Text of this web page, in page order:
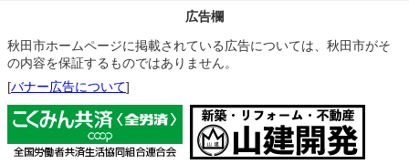
広告欄
秋田市ホームページに掲載されている広告については、秋田市がそ
の内容を保証するものではありません。
[バナー広告について]